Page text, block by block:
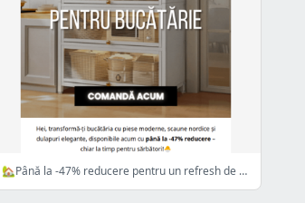
🏡Până la -47% reducere pentru un refresh de Paște!